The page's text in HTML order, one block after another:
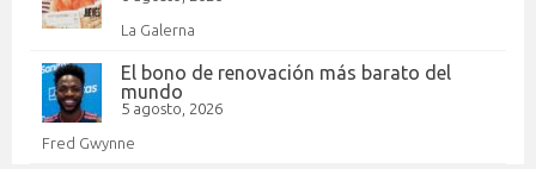
La Galerna
El bono de renovación más barato del
mundo
5 agosto, 2026
Fred Gwynne